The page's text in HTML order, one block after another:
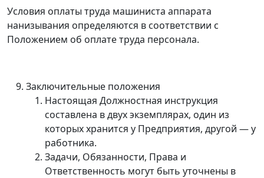
Условия оплаты труда машиниста аппарата
нанизывания определяются в соответствии с
Положением об оплате труда персонала.
Заключительные положения
Настоящая Должностная инструкция
составлена в двух экземплярах, один из
которых хранится у Предприятия, другой —у
работника.
Задачи, Обязанности, Права и
Ответственность могут быть уточнены в